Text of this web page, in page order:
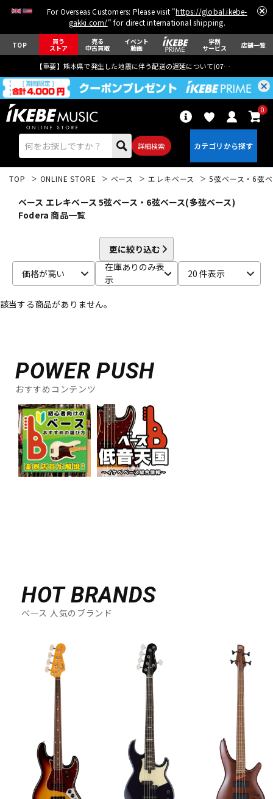
For Overseas Customers: Please visit "https://global.ikebe-
gakki.com/" for direct international shipping.
TOP 買う
ストア
売る
中古買取
イベント
動画
学割
サービス 店舗一覧
【重要】熊本県で発生した地震に伴う配送の遅延について(07月29日
詳細検索
0
キーボード
管楽器
アンプ
配信/ライブ機器
中古
TOP ONLINE STORE ベース エレキベース 5弦ベース・6弦
ベース エレキベース 5弦ベース・6弦ベース(多弦ベース)
Fodera 商品一覧
更に絞り込む
価格が高い
在庫ありのみ表
示
20 件表示
該当する商品がありません。
POWER PUSH
おすすめコンテンツ
HOT BRANDS
ベース 人気のブランド